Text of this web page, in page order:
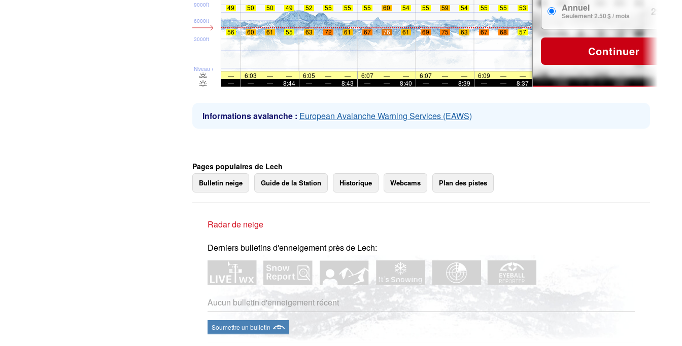
Niveau de la mer
3000ft
6000ft
9000ft 49 50 50 49 52 55 55 55 60 54 55 59 54 55 55 53
56 60 61 55 63 72 61 67 76 61 69 75 63 67 68 57
— 6:03 — — 6:05 — — 6:07 — — 6:07 — — 6:09 —
—
—
— — 8:44 — — 8:43 — — 8:40 — — 8:39 — — 8:37
Annuel
Seulement 2.50 $ / mois 29.99 $
Continuer
Informations avalanche : European Avalanche Warning Services (EAWS)
Pages populaires de Lech
Bulletin neige Guide de la Station Historique Webcams Plan des pistes
Radar de neige
Derniers bulletins d'enneigement près de Lech:
Aucun bulletin d'enneigement récent
Soumettre un bulletin